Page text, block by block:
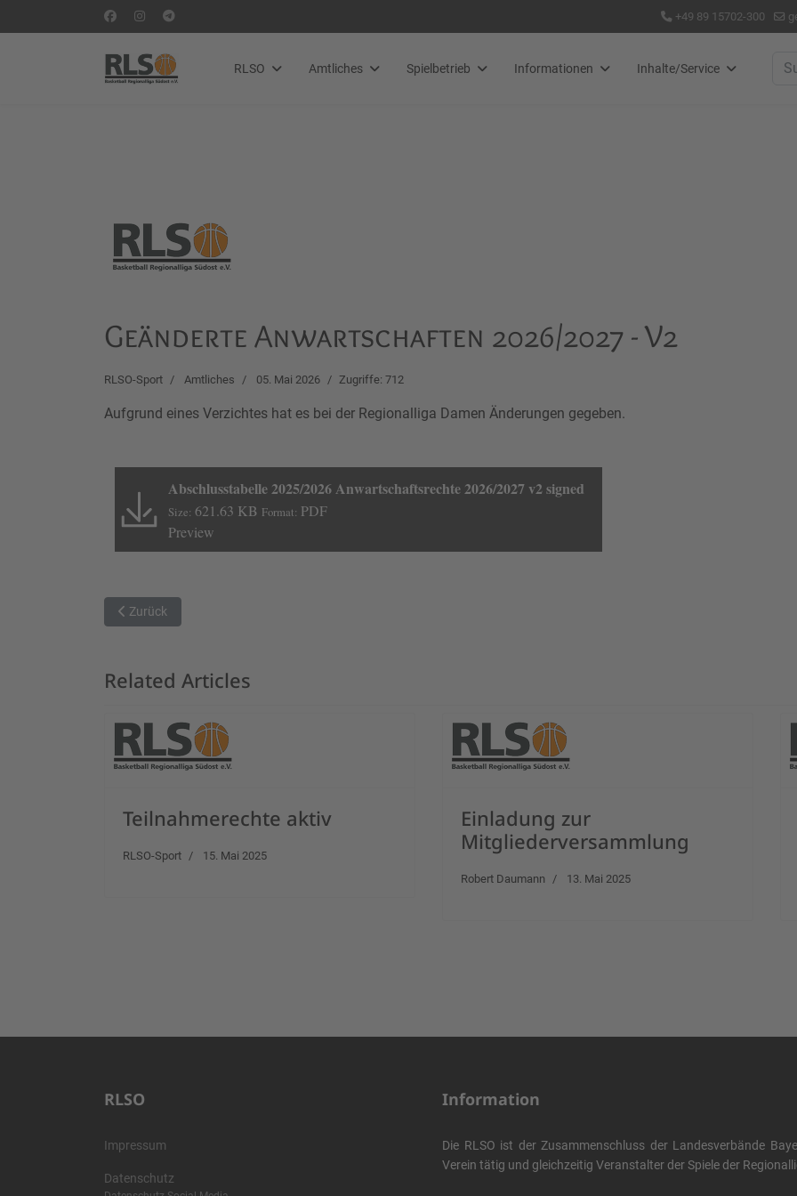
+49 89 15702-300
RLSO Amtliches Spielbetrieb Informationen Inhalte/Service
Geänderte Anwartschaften 2026/2027 - V2
RLSO-Sport Amtliches 05. Mai 2026 Zugriffe: 712
Aufgrund eines Verzichtes hat es bei der Regionalliga Damen Änderungen gegeben.
Abschlusstabelle 2025/2026 Anwartschaftsrechte 2026/2027 v2 signed
Size: 621.63 KB Format: PDF
Preview
Vorheriger Beitrag: Einladung zur Mitgliederversammlung 2026
Zurück
Related Articles
Teilnahmerechte aktiv
RLSO-Sport 15. Mai 2025
Einladung zur
Mitgliederversammlung
Robert Daumann 13. Mai 2025
RLSO
Impressum
Datenschutz
Information
Die RLSO ist der Zusammenschluss der Landesverbände
Verein tätig und gleichzeitig Veranstalter der Spiele der